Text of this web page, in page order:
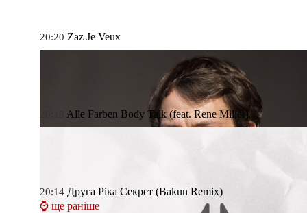
20:20 Zaz Je Veux
Alle Farben Body Talk (feat. Rene Miller)
20:14 Друга Ріка Секрет (Bakun Remix)
⌚ ще раніше